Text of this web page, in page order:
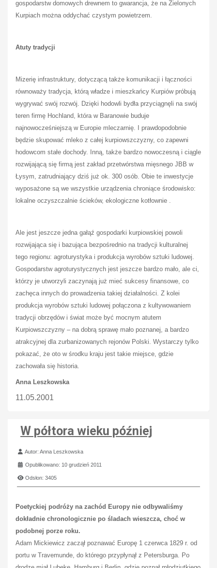
gospodarstw domowych drewnem to gwarancja, że na Zielonych
Kurpiach można oddychać czystym powietrzem.
Atuty tradycji
Mizerię infrastruktury, dotyczącą także komunikacji i łączności
równoważy tradycja, którą władze i mieszkańcy Kurpiów próbują
wygrywać swój rozwój. Dzięki hodowli bydła przyciągnęli na swój
teren firmę Hochland, która w Baranowie buduje
najnowocześniejszą w Europie mleczarnię. I prawdopodobnie
będzie skupować mleko z całej kurpiowszczyzny, co zapewni
hodowcom stałe dochody. Inną, także bardzo nowoczesną i ciągle
rozwijającą się firmą jest zakład przetwórstwa mięsnego JBB w
Łysym, zatrudniający dziś już ok. 300 osób. Obie te inwestycje
wyposażone są we wszystkie urządzenia chroniące środowisko:
lokalne oczyszczalnie ścieków, ekologiczne kotłownie .
Ale jest jeszcze jedna gałąź gospodarki kurpiowskiej powoli
rozwijająca się i bazująca bezpośrednio na tradycji kulturalnej
tego regionu: agroturystyka i produkcja wyrobów sztuki ludowej.
Gospodarstw agroturystycznych jest jeszcze bardzo mało, ale ci,
którzy je utworzyli zaczynają już mieć sukcesy finansowe, co
zachęca innych do prowadzenia takiej działalności. Z kolei
produkcja wyrobów sztuki ludowej połączona z kultywowaniem
tradycji obrzędów i świat może być mocnym atutem
Kurpiowszczyzny – na dobrą sprawę mało poznanej, a bardzo
atrakcyjnej dla zurbanizowanych rejonów Polski. Wystarczy tylko
pokazać, że oto w środku kraju jest takie miejsce, gdzie
zachowała się historia.
Anna Leszkowska
11.05.2001
W półtora wieku później
Szczegóły
Autor:Anna Leszkowska
Opublikowano: 10 grudzień 2011
Odsłon: 3405
Poetyckiej podróży na zachód Europy nie odbywaliśmy
dokładnie chronologicznie po śladach wieszcza, choć w
podobnej porze roku.
Adam Mickiewicz zaczął poznawać Europę 1 czerwca 1829 r. od
portu w Travemunde, do którego przypłynął z Petersburga. Po